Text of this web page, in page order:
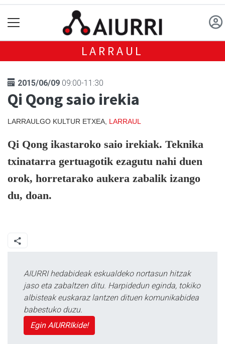
LARRAUL
2015/06/09 09:00-11:30
Qi Qong saio irekia
LARRAULGO KULTUR ETXEA, LARRAUL
Qi Qong ikastaroko saio irekiak. Teknika
txinatarra gertuagotik ezagutu nahi duen
orok, horretarako aukera zabalik izango
du, doan.
AIURRI hedabideak eskualdeko nortasun hitzak
jaso eta zabaltzen ditu. Harpidedun eginda, tokiko
albisteak euskaraz lantzen dituen komunikabidea
babestuko duzu.
Egin AIURRIkide!